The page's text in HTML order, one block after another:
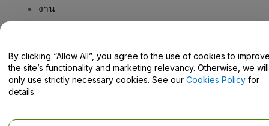
งาน
Help Centre / Contact Us
By clicking “Allow All”, you agree to the use of cookies to
the site’s functionality and marketing relevancy. Otherwise, we will
only use strictly necessary cookies. See our Cookies Policy for
details.